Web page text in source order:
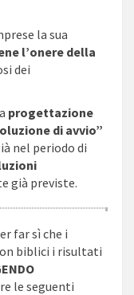
la sua
l’onere della
dei
progettazione
di avvio”
nel periodo di
già previste.
far sì che i
biblici i risultati
le seguenti